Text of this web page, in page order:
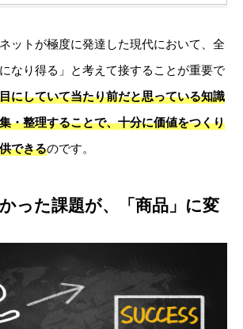
ットが極度に発達した現代において、全
なり得る」と考えて接することが重要で
にしていて当たり前だと思っている知識
・整理することで、十分に価値をつくり
できるのです。
った課題が、「商品」に変